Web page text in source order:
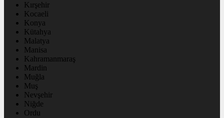
Kırşehir
Kocaeli
Konya
Kütahya
Malatya
Manisa
Kahramanmaraş
Mardin
Muğla
Muş
Nevşehir
Niğde
Ordu